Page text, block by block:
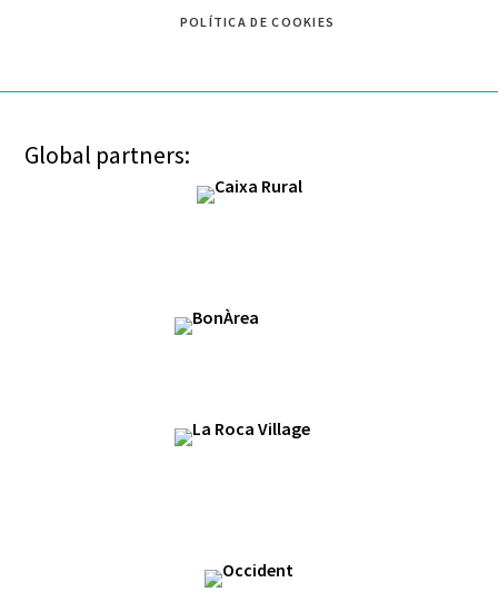
POLÍTICA DE COOKIES
Global partners: